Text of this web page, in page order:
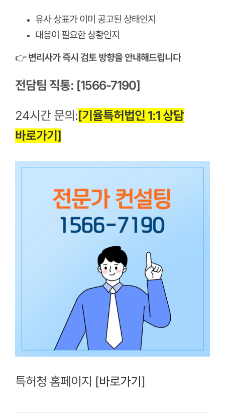
유사 상표가 이미 공고된 상태인지
대응이 필요한 상황인지
👉변리사가 즉시 검토 방향을 안내해드립니다
전담팀 직통: [1566-7190]
24시간 문의:[기율특허법인 1:1 상담
바로가기]
특허청 홈페이지 [바로가기 ]